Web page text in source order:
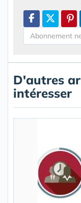
D'autres
intéresser